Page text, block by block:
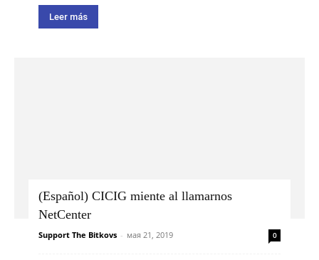
Leer más
(Español) CICIG miente al llamarnos
NetCenter
Support The Bitkovs - мая 21, 2019 0